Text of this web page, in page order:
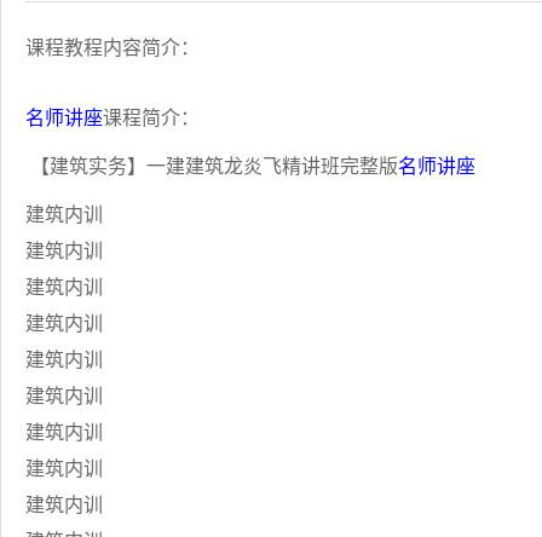
课程教程内容简介：
名师讲座课程简介：
【建筑实务】一建建筑龙炎飞精讲班完整版名师讲座
建筑内训
建筑内训
建筑内训
建筑内训
建筑内训
建筑内训
建筑内训
建筑内训
建筑内训